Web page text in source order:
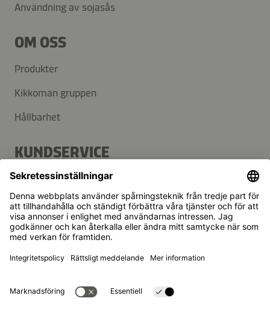
Användning av sojasås
OM OSS
Produkter
Kikkoman gruppen
Hållbarhet
KUNDSERVICE
FAQ
Kontakt
Nyhetsbrev
© Kikkoman Trading Europe GmbH 2023 – 2026